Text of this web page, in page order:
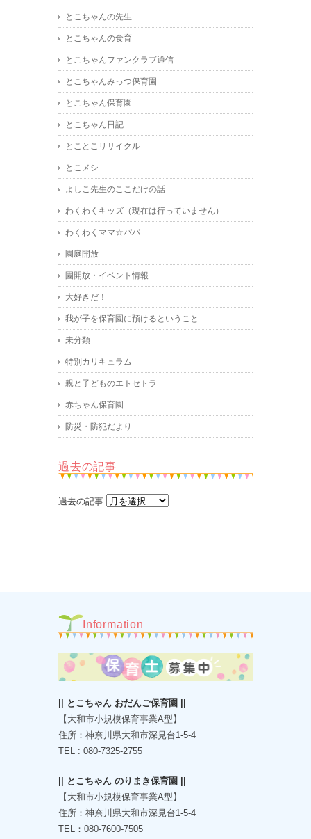
とこちゃんの先生
とこちゃんの食育
とこちゃんファンクラブ通信
とこちゃんみっつ保育園
とこちゃん保育園
とこちゃん日記
とことこリサイクル
とこメシ
よしこ先生のここだけの話
わくわくキッズ（現在は行っていません）
わくわくママ☆パパ
園庭開放
園開放・イベント情報
大好きだ！
我が子を保育園に預けるということ
未分類
特別カリキュラム
親と子どものエトセトラ
赤ちゃん保育園
防災・防犯だより
過去の記事
過去の記事
Information
|| とこちゃん おだんご保育園 ||
【大和市小規模保育事業A型】
住所：神奈川県大和市深見台1-5-4
TEL : 080-7325-2755
|| とこちゃん のりまき保育園 ||
【大和市小規模保育事業A型】
住所：神奈川県大和市深見台1-5-4
TEL：080-7600-7505